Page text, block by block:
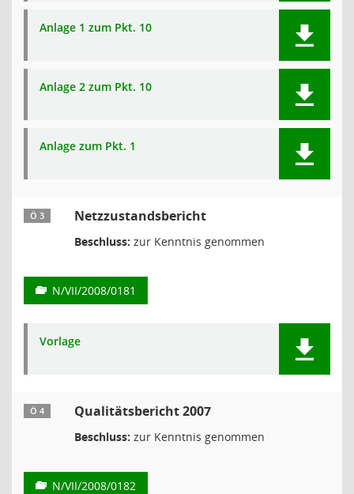
Anlage 1 zum Pkt. 10
Anlage 2 zum Pkt. 10
Anlage zum Pkt. 1
Ö 3 Netzzustandsbericht
Beschluss: zur Kenntnis genommen
N/VII/2008/0181
Vorlage
Ö 4 Qualitätsbericht 2007
Beschluss: zur Kenntnis genommen
N/VII/2008/0182